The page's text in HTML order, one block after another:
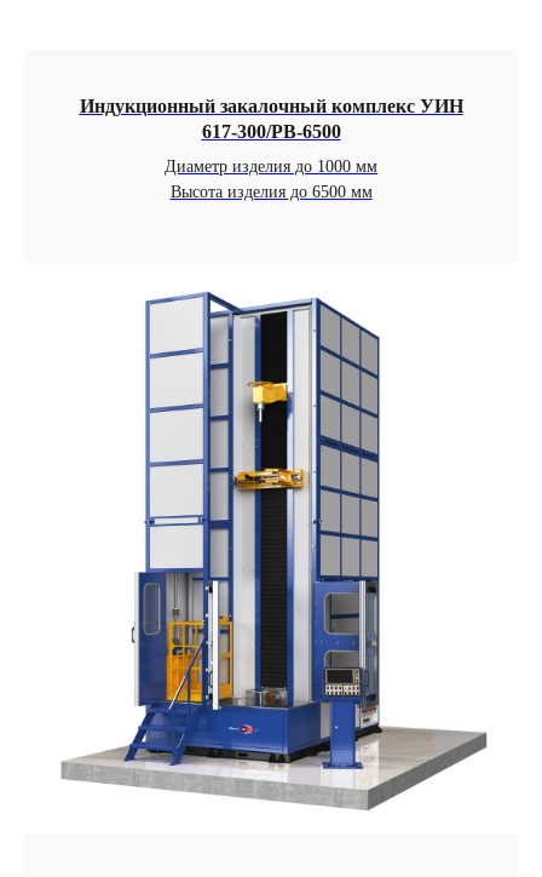
Индукционный закалочный комплекс УИН
617-300/РВ-6500
Диаметр изделия до 1000 мм
Высота изделия до 6500 мм